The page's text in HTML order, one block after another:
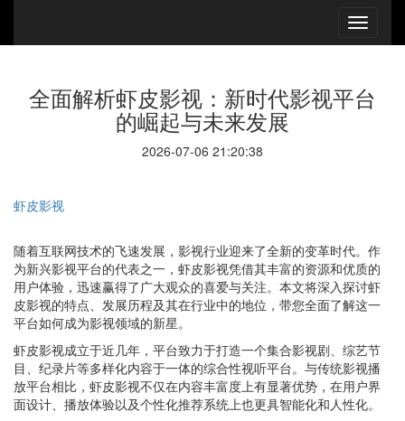
全面解析虾皮影视：新时代影视平台
的崛起与未来发展
2026-07-06 21:20:38
虾皮影视
随着互联网技术的飞速发展，影视行业迎来了全新的变革时代。作
为新兴影视平台的代表之一，虾皮影视凭借其丰富的资源和优质的
用户体验，迅速赢得了广大观众的喜爱与关注。本文将深入探讨虾
皮影视的特点、发展历程及其在行业中的地位，带您全面了解这一
平台如何成为影视领域的新星。
虾皮影视成立于近几年，平台致力于打造一个集合影视剧、综艺节
目、纪录片等多样化内容于一体的综合性视听平台。与传统影视播
放平台相比，虾皮影视不仅在内容丰富度上有显著优势，在用户界
面设计、播放体验以及个性化推荐系统上也更具智能化和人性化。